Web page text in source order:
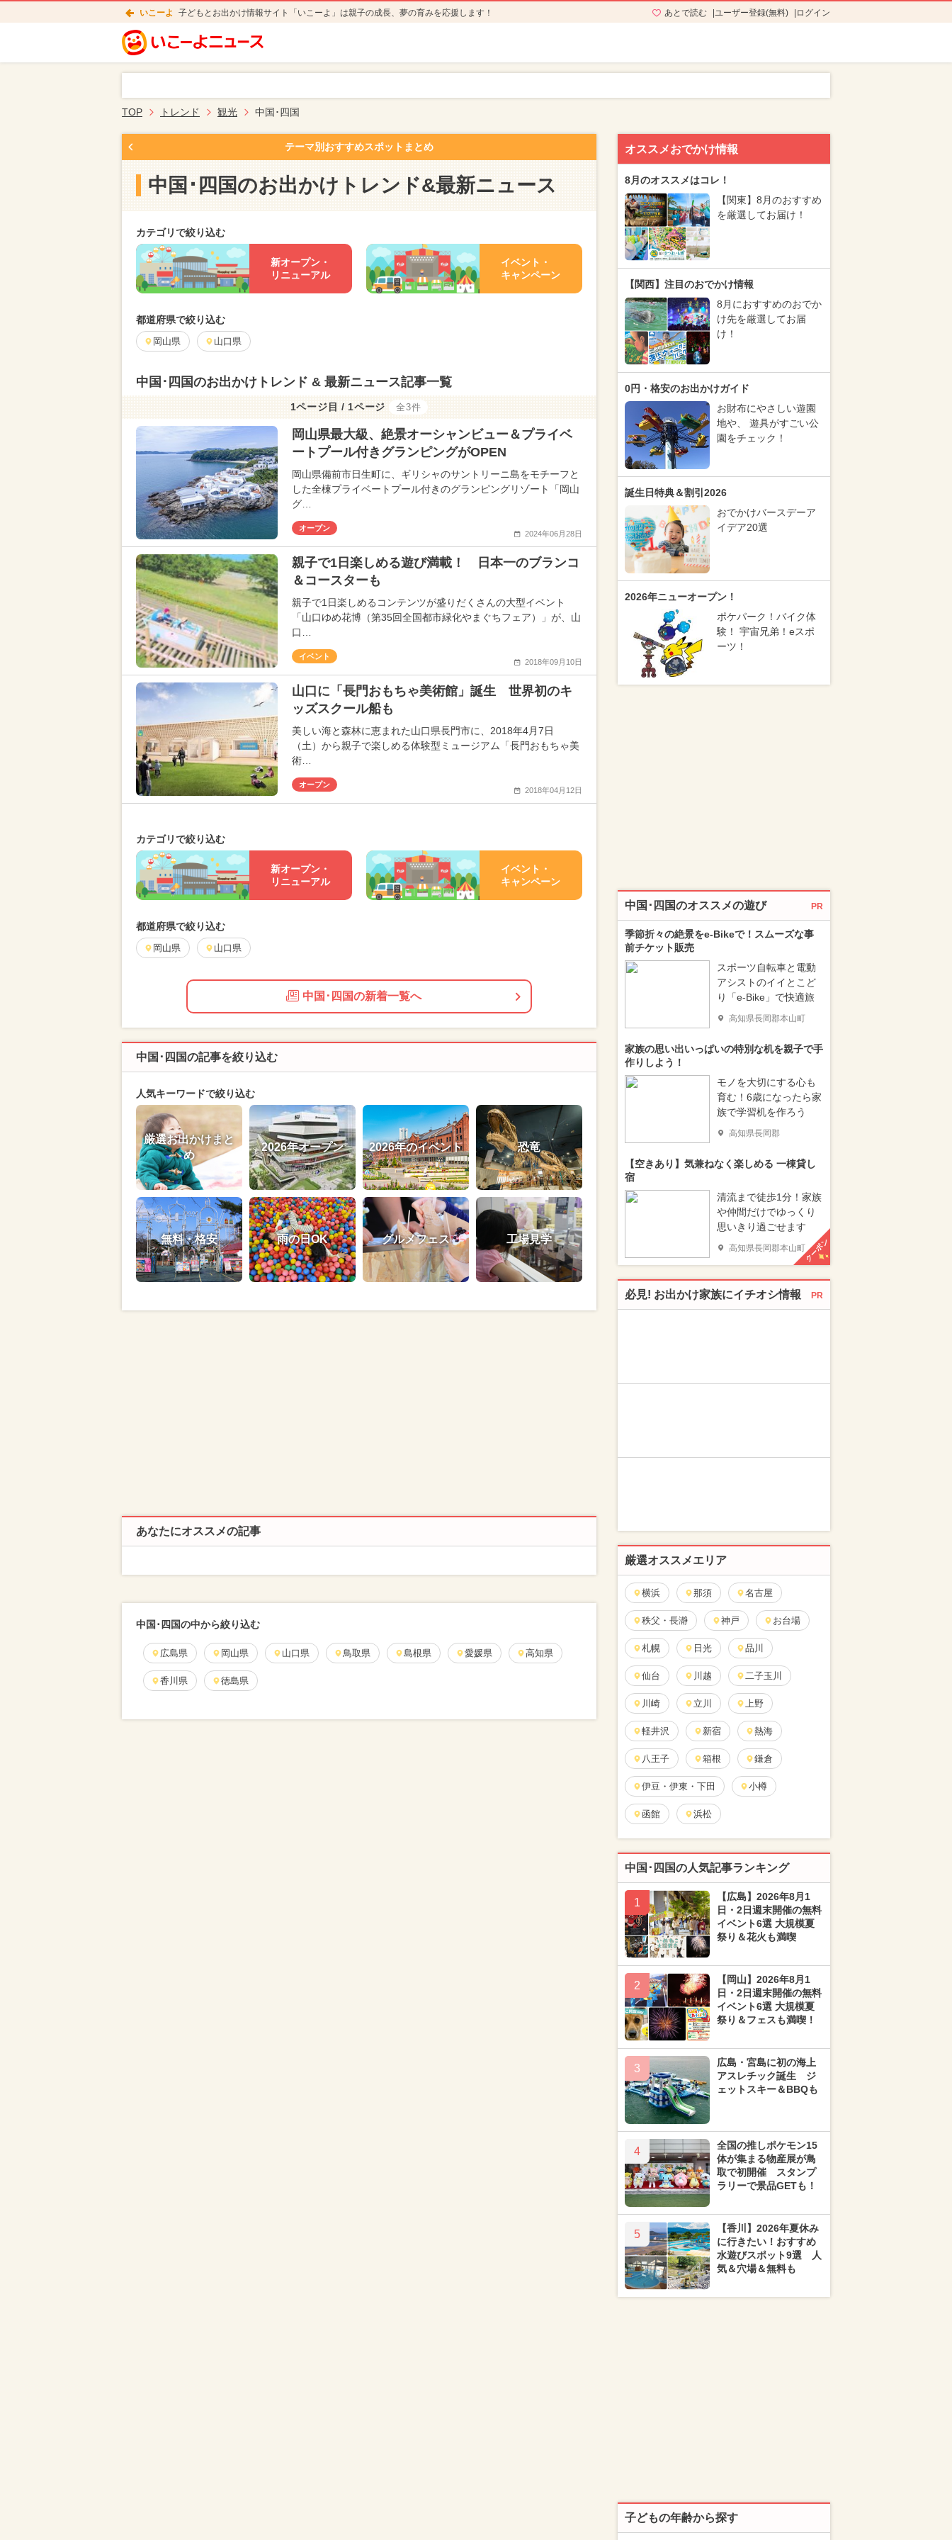
いこーよ 子どもとお出かけ情報サイト「いこーよ」は親子の成長、夢の育みを応援します！ あとで読む ユーザー登録(無料) ログイン
TOP トレンド 観光 中国･四国
テーマ別おすすめスポットまとめ
中国･四国のお出かけトレンド&最新ニュース
カテゴリで絞り込む
新オープン・
リニューアル
イベント・
キャンペーン
都道府県で絞り込む
岡山県 山口県
中国･四国のお出かけトレンド & 最新ニュース記事一覧
1ページ目 / 1ページ 全3件
岡山県最大級、絶景オーシャンビュー＆プライベ
ートプール付きグランピングがOPEN
岡山県備前市日生町に、ギリシャのサントリーニ島をモチーフと
した全棟プライベートプール付きのグランピングリゾート「岡山
グ…
オープン
2024年06月28日
親子で1日楽しめる遊び満載！ 日本一のブランコ
＆コースターも
親子で1日楽しめるコンテンツが盛りだくさんの大型イベント
「山口ゆめ花博（第35回全国都市緑化やまぐちフェア）」が、山
口…
イベント
2018年09月10日
山口に「長門おもちゃ美術館」誕生 世界初のキ
ッズスクール船も
美しい海と森林に恵まれた山口県長門市に、2018年4月7日
（土）から親子で楽しめる体験型ミュージアム「長門おもちゃ美
術…
オープン
2018年04月12日
カテゴリで絞り込む
新オープン・
リニューアル
イベント・
キャンペーン
都道府県で絞り込む
岡山県 山口県
中国･四国の新着一覧へ
中国･四国の記事を絞り込む
人気キーワードで絞り込む
厳選お出かけまと
め
2026年オープン 2026年のイベント 恐竜
無料・格安 雨の日OK グルメフェス 工場見学
あなたにオススメの記事
中国･四国の中から絞り込む
広島県 岡山県 山口県 鳥取県 島根県 愛媛県 高知県
香川県 徳島県
オススメおでかけ情報
8月のオススメはコレ！
【関東】8月のおすすめ
を厳選してお届け！
【関西】注目のおでかけ情報
8月におすすめのおでか
け先を厳選してお届
け！
0円・格安のお出かけガイド
お財布にやさしい遊園
地や、 遊具がすごい公
園をチェック！
誕生日特典＆割引2026
おでかけバースデーア
イデア20選
2026年ニューオープン！
ポケパーク！バイク体
験！ 宇宙兄弟！eスポ
ーツ！
中国･四国のオススメの遊び PR
季節折々の絶景をe-Bikeで！スムーズな事
前チケット販売
スポーツ自転車と電動
アシストのイイとこど
り「e-Bike」で快適旅
高知県長岡郡本山町
家族の思い出いっぱいの特別な机を親子で手
作りしよう！
モノを大切にする心も
育む！6歳になったら家
族で学習机を作ろう
高知県長岡郡
【空きあり】気兼ねなく楽しめる 一棟貸し
宿
清流まで徒歩1分！家族
や仲間だけでゆっくり
思いきり過ごせます
高知県長岡郡本山町クーポン
必見! お出かけ家族にイチオシ情報 PR
厳選オススメエリア
横浜 那須 名古屋
秩父・長瀞 神戸 お台場
札幌 日光 品川
仙台 川越 二子玉川
川崎 立川 上野
軽井沢 新宿 熱海
八王子 箱根 鎌倉
伊豆・伊東・下田 小樽
函館 浜松
中国･四国の人気記事ランキング
1
【広島】2026年8月1
日・2日週末開催の無料
イベント6選 大規模夏
祭り＆花火も満喫
2
【岡山】2026年8月1
日・2日週末開催の無料
イベント6選 大規模夏
祭り＆フェスも満喫！
3
広島・宮島に初の海上
アスレチック誕生 ジ
ェットスキー＆BBQも
4
全国の推しポケモン15
体が集まる物産展が鳥
取で初開催 スタンプ
ラリーで景品GETも！
5
【香川】2026年夏休み
に行きたい！おすすめ
水遊びスポット9選 人
気＆穴場＆無料も
子どもの年齢から探す